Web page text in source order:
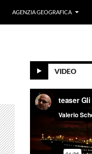
AGENZIA GEOGRAFICA
VIDEO